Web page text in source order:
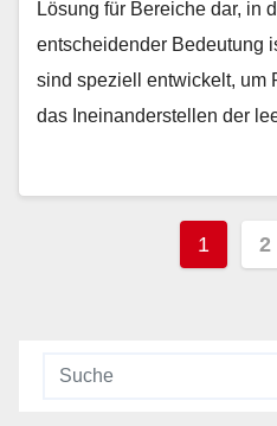
Lösung für Bereiche dar, in
entscheidender Bedeutung
sind speziell entwickelt, um
das Ineinanderstellen der
1 2